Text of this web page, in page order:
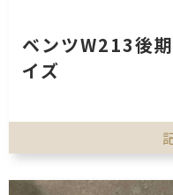
ベンツW213後
イズ